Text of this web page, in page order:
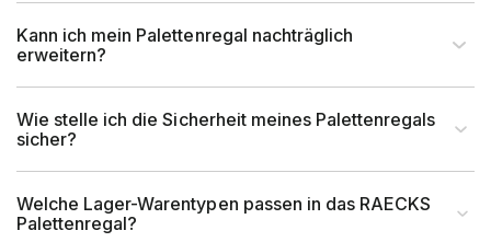
Kann ich mein Palettenregal nachträglich
erweitern?
Wie stelle ich die Sicherheit meines Palettenregals
sicher?
Welche Lager-Warentypen passen in das RAECKS
Palettenregal?